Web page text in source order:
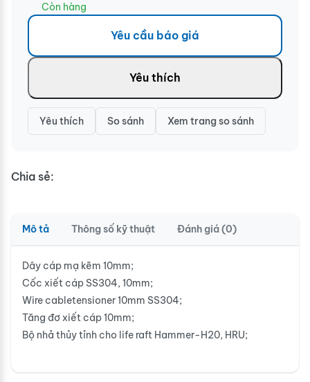
Còn hàng
Yêu cầu báo giá
Yêu thích
Yêu thích So sánh Xem trang so sánh
Chia sẻ:
Mô tả Thông số kỹ thuật Đánh giá (0)
Dây cáp mạ kẽm 10mm;
Cốc xiết cáp SS304, 10mm;
Wire cabletensioner 10mm SS304;
Tăng đơ xiết cáp 10mm;
Bộ nhả thủy tỉnh cho life raft Hammer-H20, HRU;